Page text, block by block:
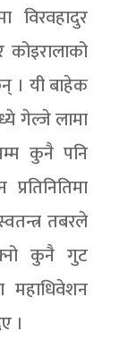
विरवहादुर
। यी बाहेक
गेल्जे लामा
कुनै पनि
तबरले
कुनै गुट
महाधिवेशन
।